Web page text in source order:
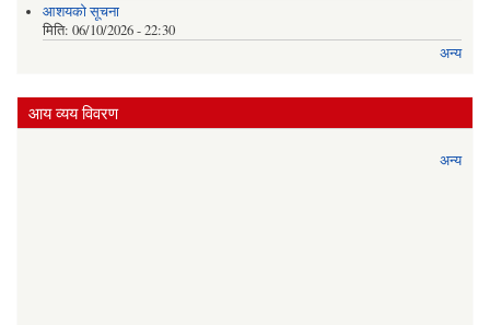
आशयको सूचना
मिति: 06/10/2026 - 22:30
अन्य
आय व्यय विवरण
अन्य